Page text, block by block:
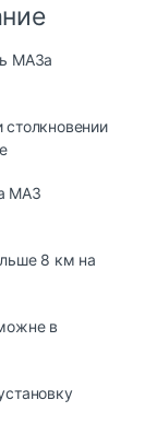
МАЗа
МАЗ
8 км на
в